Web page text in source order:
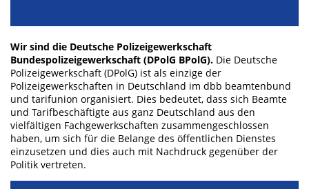
Wir sind die Deutsche Polizeigewerkschaft
Bundespolizeigewerkschaft (DPolG BPolG). Die Deutsche
Polizeigewerkschaft (DPolG) ist als einzige der
Polizeigewerkschaften in Deutschland im dbb beamtenbund
und tarifunion organisiert. Dies bedeutet, dass sich Beamte
und Tarifbeschäftigte aus ganz Deutschland aus den
vielfältigen Fachgewerkschaften zusammengeschlossen
haben, um sich für die Belange des öffentlichen Dienstes
einzusetzen und dies auch mit Nachdruck gegenüber der
Politik vertreten.